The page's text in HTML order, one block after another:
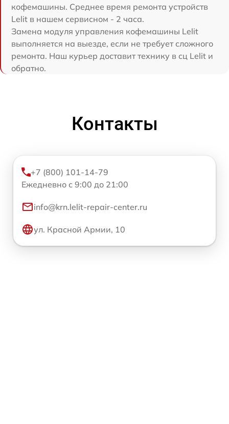
кофемашины. Среднее время ремонта устройств
Lelit в нашем сервисном - 2 часа.
Замена модуля управления кофемашины Lelit
выполняется на выезде, если не требует сложного
ремонта. Наш курьер доставит технику в сц Lelit и
обратно.
Контакты
+7 (800) 101-14-79
Ежедневно с 9:00 до 21:00
info@krn.lelit-repair-center.ru
ул. Красной Армии, 10